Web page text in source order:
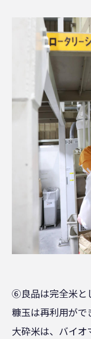
⑥良品は完全米と
糠玉は再利用がで
大砕米は、バイ